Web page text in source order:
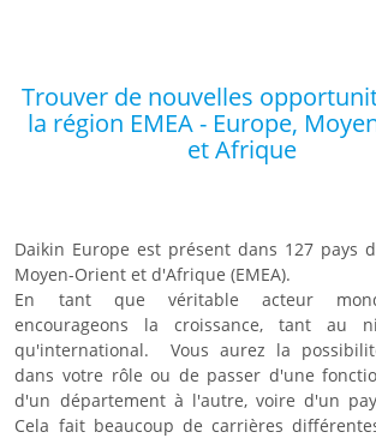
Trouver de nouvelles
la région EMEA - Europe,
et Afrique
Daikin Europe est présent dans 127 pays
Moyen-Orient et d'Afrique (EMEA).
En tant que véritable acteur
encourageons la croissance, tant au
qu'international. Vous aurez la
dans votre rôle ou de passer d'une
d'un département à l'autre, voire d'un
Cela fait beaucoup de carrières